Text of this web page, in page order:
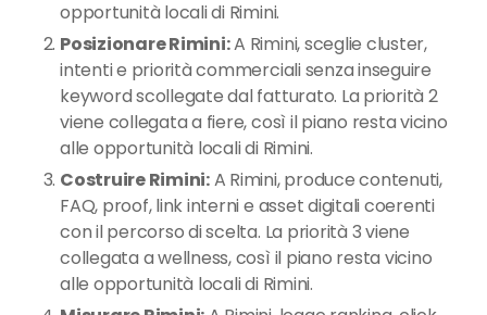
opportunità locali di Rimini.
Posizionare Rimini:A Rimini, sceglie cluster,
intenti e priorità commerciali senza inseguire
keyword scollegate dal fatturato. La priorità 2
viene collegata a fiere, così il piano resta vicino
alle opportunità locali di Rimini.
Costruire Rimini:A Rimini, produce contenuti,
FAQ, proof, link interni e asset digitali coerenti
con il percorso di scelta. La priorità 3 viene
collegata a wellness, così il piano resta vicino
alle opportunità locali di Rimini.